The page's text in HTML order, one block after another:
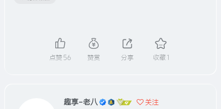
点赞56 赞赏 分享 收藏 1
趣享-老八 关注